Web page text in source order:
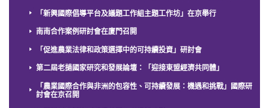
「新興國際倡導平台及議題工作組主題工作坊」在京舉行
南南合作案例研討會在廈門召開
「促進農業法律和政策選擇中的可持續投資」研討會
第二屆老撾國家研究和發展論壇：「迎接東盟經濟共同體」
「農業國際合作與非洲的包容性、可持續發展：機遇和挑戰」國際研
討會在京召開